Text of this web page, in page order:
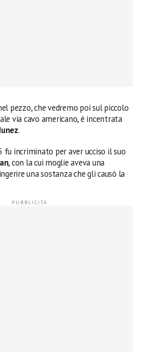
pezzo, che vedremo poi sul piccolo
via cavo americano, è incentrata
.
fu incriminato per aver ucciso il suo
, con la cui moglie aveva una
una sostanza che gli causò la